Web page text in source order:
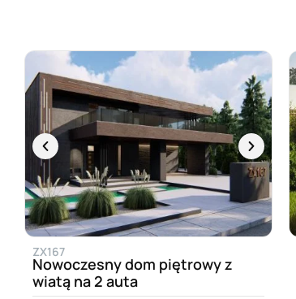
ZX167
Nowoczesny dom piętrowy z
wiatą na 2 auta